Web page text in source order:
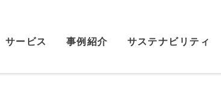
サービス 事例紹介 サステナビリティ